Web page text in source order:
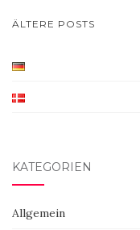
ÄLTERE POSTS
KATEGORIEN
Allgemein